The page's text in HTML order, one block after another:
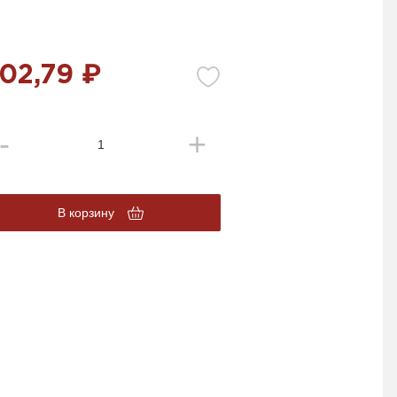
₽
В корзину